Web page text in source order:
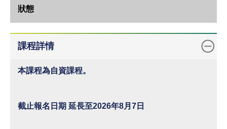
地
教
語
上
課程詳情
本課程為自資課程。
截止報名日期 延長至2026年8月7日